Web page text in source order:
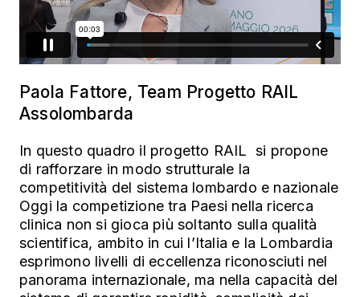
Paola Fattore, Team Progetto RAIL
Assolombarda
In questo quadro il progetto RAIL si propone
di rafforzare in modo strutturale la
competitività del sistema lombardo e nazionale
Oggi la competizione tra Paesi nella ricerca
clinica non si gioca più soltanto sulla qualità
scientifica, ambito in cui l’Italia e la Lombardia
esprimono livelli di eccellenza riconosciuti nel
panorama internazionale, ma nella capacità del